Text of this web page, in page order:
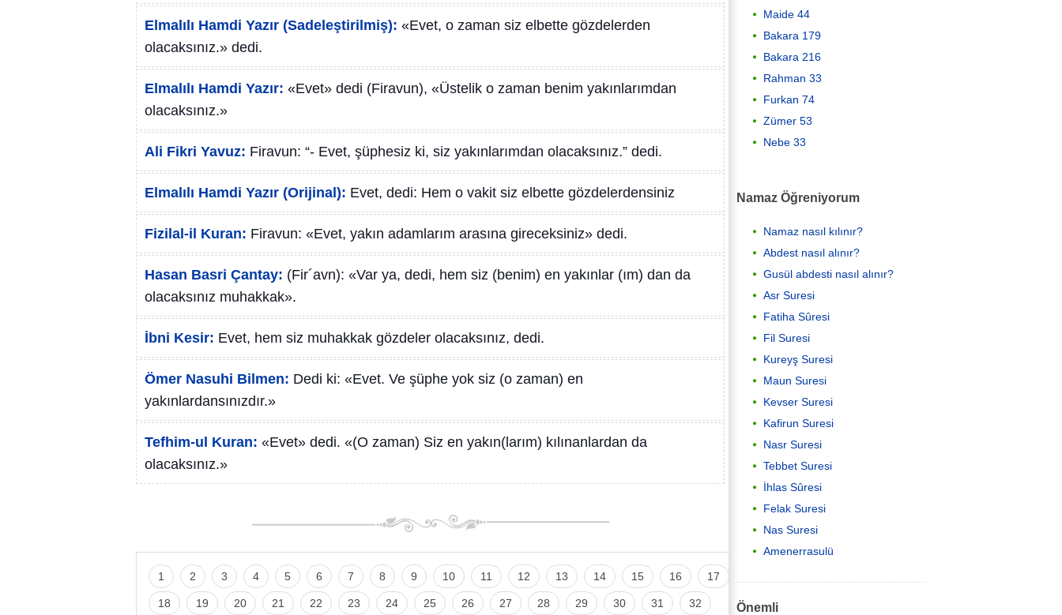
Elmalılı Hamdi Yazır (Sadeleştirilmiş): «Evet, o zaman siz elbette gözdelerden
olacaksınız.» dedi.
Elmalılı Hamdi Yazır: «Evet» dedi (Firavun), «Üstelik o zaman benim yakınlarımdan
olacaksınız.»
Ali Fikri Yavuz: Firavun: “- Evet, şüphesiz ki, siz yakınlarımdan olacaksınız.” dedi.
Elmalılı Hamdi Yazır (Orijinal): Evet, dedi: Hem o vakit siz elbette gözdelerdensiniz
Fizilal-il Kuran: Firavun: «Evet, yakın adamlarım arasına gireceksiniz» dedi.
Hasan Basri Çantay: (Fir´avn): «Var ya, dedi, hem siz (benim) en yakınlar (ım) dan da
olacaksınız muhakkak».
İbni Kesir: Evet, hem siz muhakkak gözdeler olacaksınız, dedi.
Ömer Nasuhi Bilmen: Dedi ki: «Evet. Ve şüphe yok siz (o zaman) en
yakınlardansınızdır.»
Tefhim-ul Kuran: «Evet» dedi. «(O zaman) Siz en yakın(larım) kılınanlardan da
olacaksınız.»
1 2 3 4 5 6 7 8 9 10 11 12 13 14 15 16 17
18 19 20 21 22 23 24 25 26 27 28 29 30 31 32
Maide 44
Bakara 179
Bakara 216
Rahman 33
Furkan 74
Zümer 53
Nebe 33
Namaz Öğreniyorum
Namaz nasıl kılınır?
Abdest nasıl alınır?
Gusül abdesti nasıl alınır?
Asr Suresi
Fatiha Sûresi
Fil Suresi
Kureyş Suresi
Maun Suresi
Kevser Suresi
Kafirun Suresi
Nasr Suresi
Tebbet Suresi
İhlas Sûresi
Felak Suresi
Nas Suresi
Amenerrasulü
Önemli